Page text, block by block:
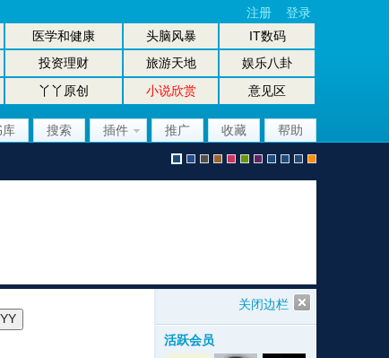
医学和健康 头脑风暴
IT数码
投资理财 旅游天地
娱乐八卦
丫丫原创 小说欣赏
意见区
注册 登录
库 搜索 插件 推广 收藏 帮助
认l r r i r u 坛大坛机
关闭边栏
活跃会员